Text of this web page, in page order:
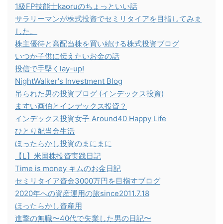
1級FP技能士kaoruのちょっといい話
サラリーマンが株式投資でセミリタイアを目指してみま
した。
株主優待と高配当株を買い続ける株式投資ブログ
いつか子供に伝えたいお金の話
投信で手堅くlay-up!
NightWalker's Investment Blog
吊られた男の投資ブログ (インデックス投資)
ますい画伯とインデックス投資？
インデックス投資女子 Around40 Happy Life
ひとり配当金生活
ほったらかし投資のまにまに
【L】米国株投資実践日記
Time is money キムのお金日記
セミリタイア資金3000万円を目指すブログ
2020年への資産運用の旅since2011.7.18
ほったらかし資産用
進撃の無職〜40代で失業した男の日記〜